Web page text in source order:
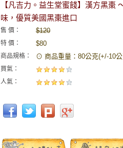
【凡吉力。益生堂蜜餞】漢方黑棗
味，優質美國黑棗進口
售 價： $120
特 價： $80
商品規格： ⊙ 商品重量：80公克(+/-10
買氣：
人氣：